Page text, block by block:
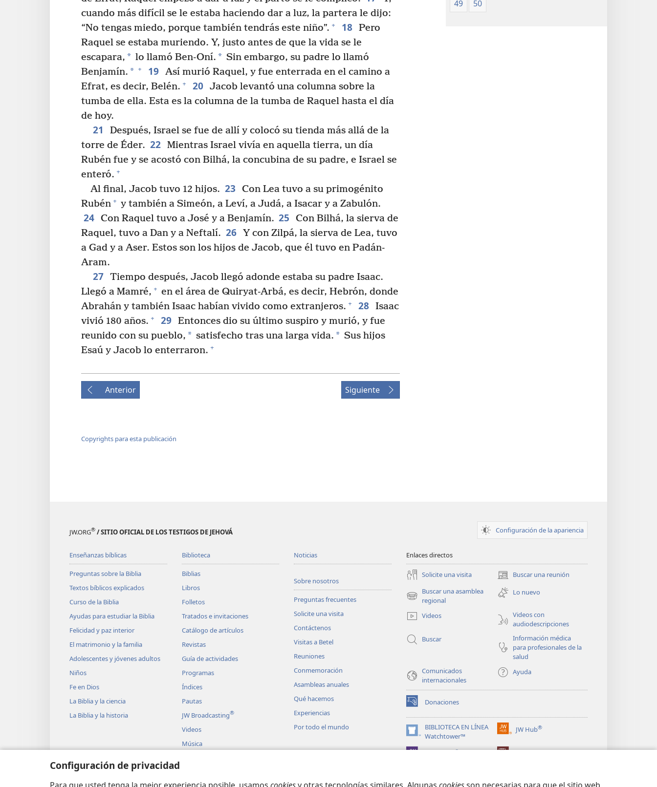
Configuración de privacidad
cuando más difícil se le estaba haciendo dar a luz, la partera le dijo:
“No tengas miedo, porque también tendrás este niño”. + 18 Pero
Raquel se estaba muriendo. Y, justo antes de que la vida se le
escapara, * lo llamó Ben-Oní. * Sin embargo, su padre lo llamó
Benjamín. * + 19 Así murió Raquel, y fue enterrada en el camino a
Efrat, es decir, Belén. + 20 Jacob levantó una columna sobre la
tumba de ella. Esta es la columna de la tumba de Raquel hasta el día
de hoy.
21
Después, Israel se fue de allí y colocó su tienda más allá de la
torre de Éder. 22 Mientras Israel vivía en aquella tierra, un día
Rubén fue y se acostó con Bilhá, la concubina de su padre, e Israel se
enteró. +
Al final, Jacob tuvo 12 hijos. 23
Con Lea tuvo a su primogénito
Rubén + y también a Simeón, a Leví, a Judá, a Isacar y a Zabulón.
24 Con Raquel tuvo a José y a Benjamín. 25
Con Bilhá, la sierva de
Raquel, tuvo a Dan y a Neftalí. 26 Y con Zilpá, la sierva de Lea, tuvo
a Gad y a Aser. Estos son los hijos de Jacob, que él tuvo en Padán-
Aram.
27 Tiempo después, Jacob llegó adonde estaba su padre Isaac.
Llegó a Mamré, + en el área de Quiryat-Arbá, es decir, Hebrón, donde
Abrahán y también Isaac habían vivido como extranjeros. + 28 Isaac
vivió 180 años. + 29 Entonces dio su último suspiro y murió, y fue
reunido con su pueblo, * satisfecho tras una larga vida. * Sus hijos
Esaú y Jacob lo enterraron. +
Anterior Siguiente
Copyrights para esta publicación
49
50
JW.ORG® / SITIO OFICIAL DE LOS TESTIGOS DE JEHOVÁ Configuración de la apariencia
Enseñanzas bíblicas
Preguntas sobre la Biblia
Textos bíblicos explicados
Curso de la Biblia
Ayudas para estudiar la Biblia
Felicidad y paz interior
El matrimonio y la familia
Adolescentes y jóvenes adultos
Niños
Fe en Dios
La Biblia y la ciencia
La Biblia y la historia
Biblioteca
Biblias
Libros
Folletos
Tratados e invitaciones
Catálogo de artículos
Revistas
Guía de actividades
Programas
Índices
Pautas
JW Broadcasting®
Videos
Música
Biblia
Noticias
Sobre nosotros
Preguntas frecuentes
Solicite una visita
Contáctenos
Visitas a Betel
Reuniones
Conmemoración
Asambleas anuales
Qué hacemos
Experiencias
Por todo el mundo
Enlaces directos
Solicite una visita Buscar una reunión
(abre
una
nueva
Buscar una asamblea
regional
(abre
nueva
Lo nuevo
Videos
Videos con
audiodescripciones
Buscar
Información médica
para profesionales de la
salud
Comunicados
internacionales
Ayuda
Donaciones
(abre
una
nueva
ventana)
BIBLIOTECA EN LÍNEA
Watchtower™
(abre
una
JW Hub®
(abre
nueva
®